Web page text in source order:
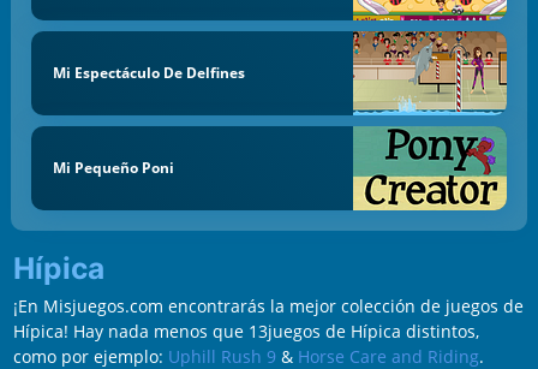
Mi Espectáculo De Delfines
Mi Pequeño Poni
Hípica
¡En Misjuegos.com encontrarás la mejor colección de juegos de
Hípica! Hay nada menos que 13juegos de Hípica distintos,
como por ejemplo: Uphill Rush 9 & Horse Care and Riding.